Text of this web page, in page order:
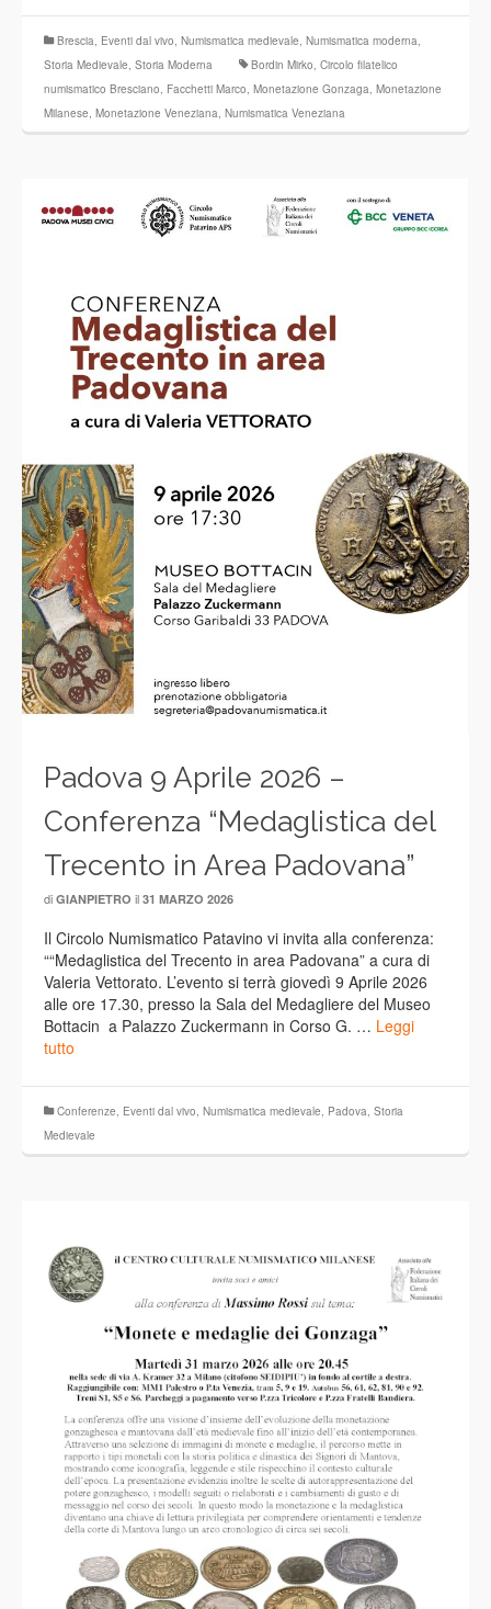
Brescia Eventi dal vivo Numismatica medievale Numismatica moderna
Storia Medievale Storia Moderna Bordin Mirko Circolo filatelico
numismatico Bresciano Facchetti Marco Monetazione Gonzaga Monetazione
Milanese Monetazione Veneziana Numismatica Veneziana
Padova 9 Aprile 2026 –
Conferenza “Medaglistica del
Trecento in Area Padovana”
di GIANPIETRO il 31 MARZO 2026
Il Circolo Numismatico Patavino vi invita alla conferenza:
““Medaglistica del Trecento in area Padovana” a cura di
Valeria Vettorato. L’evento si terrà giovedì 9 Aprile 2026
alle ore 17.30, presso la Sala del Medagliere del Museo
Bottacin a Palazzo Zuckermann in Corso G. … Leggi
tutto
Conferenze, Eventi dal vivo, Numismatica medievale, Padova, Storia
Medievale